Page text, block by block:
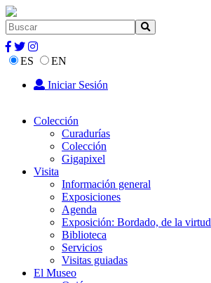
ES
EN
Iniciar Sesión
Colección
Curadurías
Colección
Gigapixel
Visita
Información general
Exposiciones
Agenda
Exposición: Bordado, de la virtud
Biblioteca
Servicios
Visitas guiadas
El Museo